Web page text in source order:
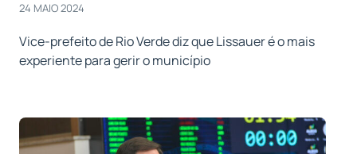
24 MAIO 2024
Vice-prefeito de Rio Verde diz que Lissauer é o mais
experiente para gerir o município